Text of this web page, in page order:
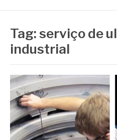
Tag:serviço de
industrial